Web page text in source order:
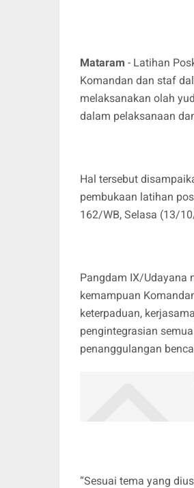
Mataram - Latihan
Komandan dan staf
melaksanakan olah
dalam pelaksanaan
Hal tersebut
pembukaan latihan
162/WB, Selasa (13/
Pangdam IX/Udayana
kemampuan
keterpaduan,
pengintegrasian
penanggulangan
“Sesuai tema yang